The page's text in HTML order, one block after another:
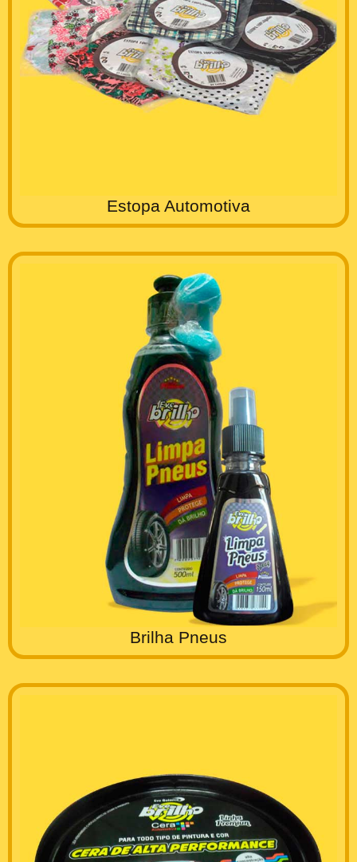
Estopa Automotiva
Brilha Pneus